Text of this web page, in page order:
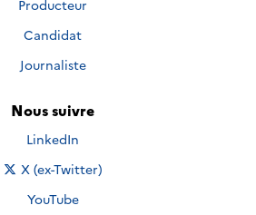
Producteur
Candidat
Journaliste
Nous suivre
Nous suivre sur
LinkedIn
Nous suivre sur
X (ex-Twitter)
Nous suivre sur
YouTube